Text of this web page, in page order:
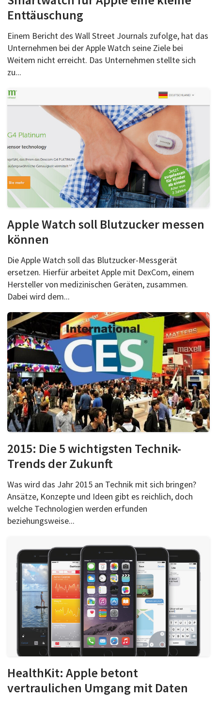
Enttäuschung
Einem Bericht des Wall Street Journals zufolge, hat das
Unternehmen bei der Apple Watch seine Ziele bei
Weitem nicht erreicht. Das Unternehmen stellte sich
zu...
Apple Watch soll Blutzucker messen
können
Die Apple Watch soll das Blutzucker-Messgerät
ersetzen. Hierfür arbeitet Apple mit DexCom, einem
Hersteller von medizinischen Geräten, zusammen.
Dabei wird dem...
2015: Die 5 wichtigsten Technik-
Trends der Zukunft
Was wird das Jahr 2015 an Technik mit sich bringen?
Ansätze, Konzepte und Ideen gibt es reichlich, doch
welche Technologien werden erfunden
beziehungsweise...
HealthKit: Apple betont
vertraulichen Umgang mit Daten